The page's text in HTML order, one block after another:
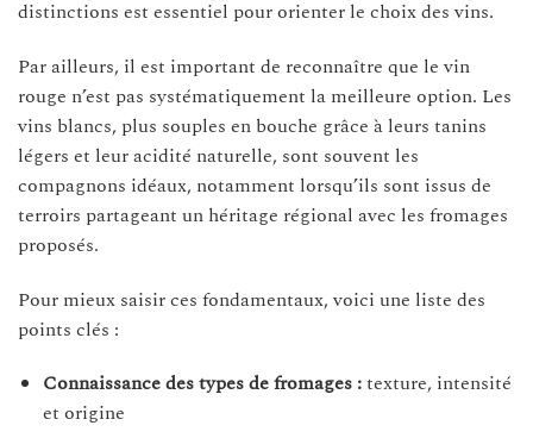
distinctions est essentiel pour orienter le choix des vins.
Par ailleurs, il est important de reconnaître que le vin
rouge n’est pas systématiquement la meilleure option. Les
vins blancs, plus souples en bouche grâce à leurs tanins
légers et leur acidité naturelle, sont souvent les
compagnons idéaux, notamment lorsqu’ils sont issus de
terroirs partageant un héritage régional avec les fromages
proposés.
Pour mieux saisir ces fondamentaux, voici une liste des
points clés :
Connaissance des types de fromages :texture, intensité
et origine